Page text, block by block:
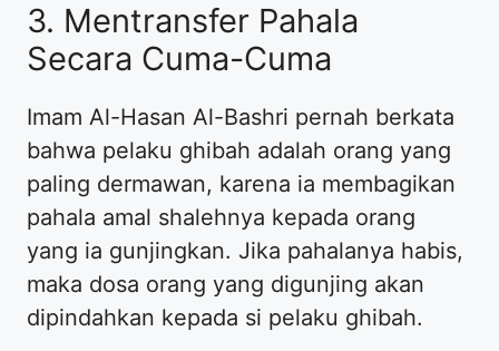
3. Mentransfer Pahala
Secara Cuma-Cuma
Imam Al-Hasan Al-Bashri pernah berkata
bahwa pelaku ghibah adalah orang yang
paling dermawan, karena ia membagikan
pahala amal shalehnya kepada orang
yang ia gunjingkan. Jika pahalanya habis,
maka dosa orang yang digunjing akan
dipindahkan kepada si pelaku ghibah.